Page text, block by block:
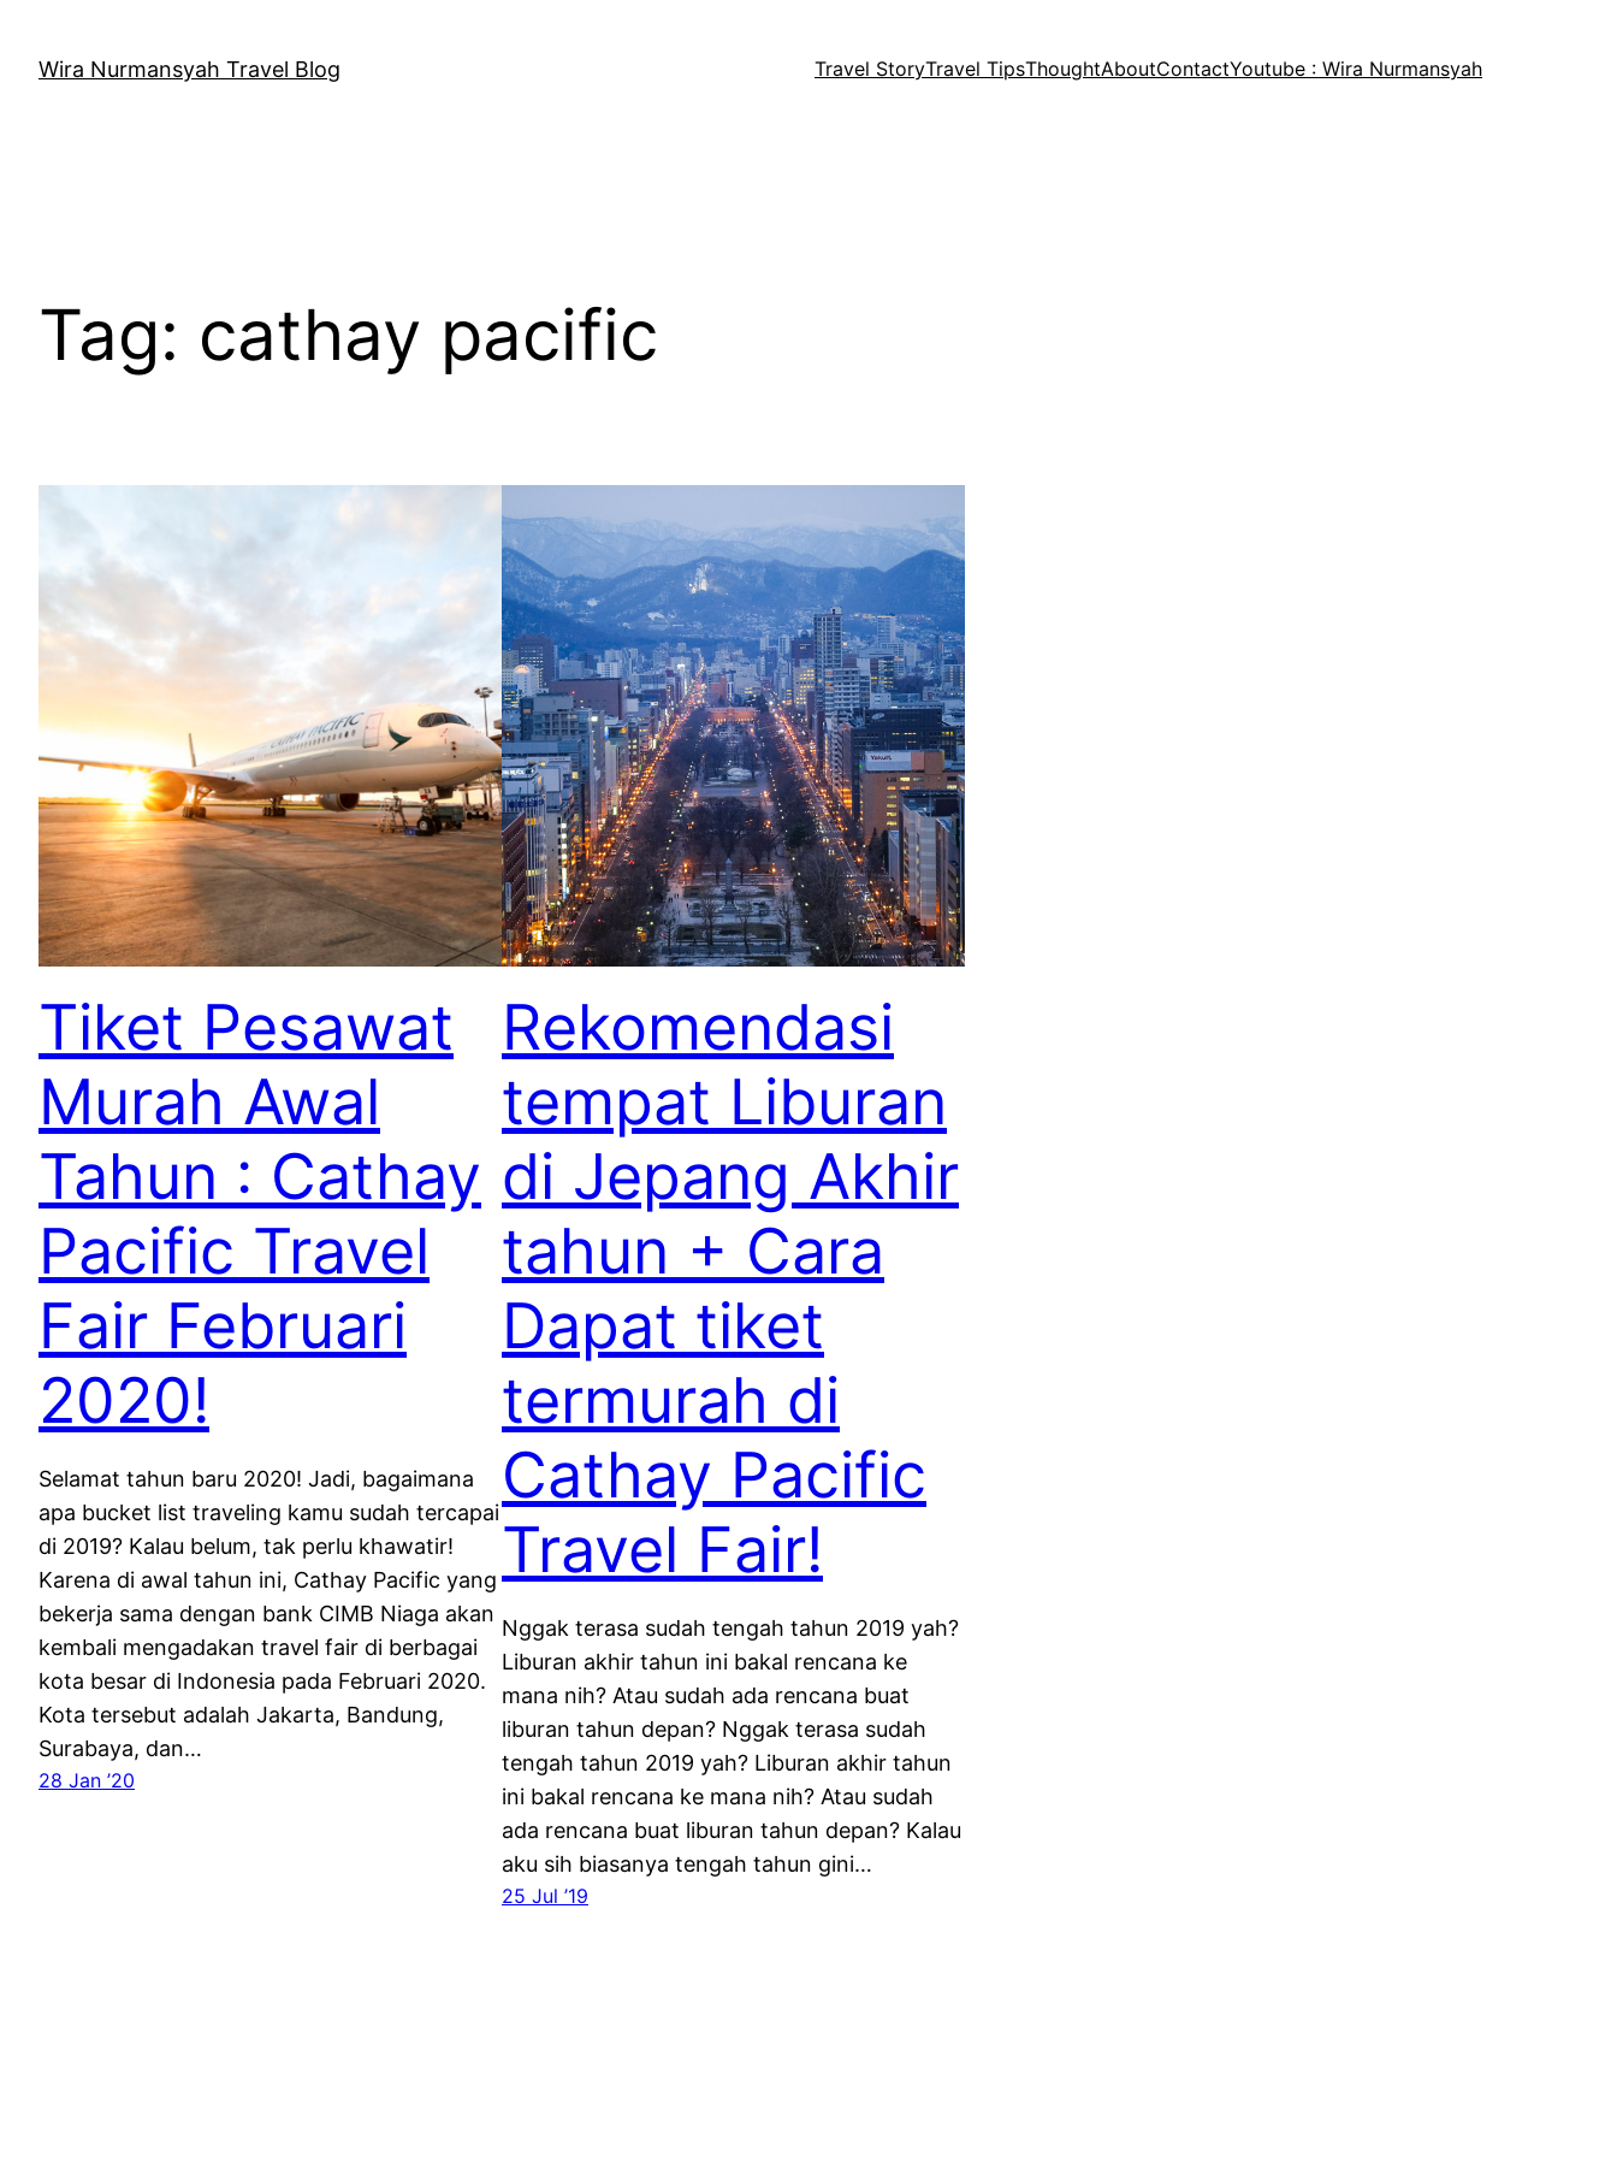
content
Wira Nurmansyah Travel Blog Travel StoryTravel TipsThoughtAboutContactYoutube : Wira Nurmansyah
Tag: cathay pacific
Tiket Pesawat
Murah Awal
Tahun : Cathay
Pacific Travel
Fair Februari
2020!
Selamat tahun baru 2020! Jadi, bagaimana
apa bucket list traveling kamu sudah tercapai
di 2019? Kalau belum, tak perlu khawatir!
Karena di awal tahun ini, Cathay Pacific yang
bekerja sama dengan bank CIMB Niaga akan
kembali mengadakan travel fair di berbagai
kota besar di Indonesia pada Februari 2020.
Kota tersebut adalah Jakarta, Bandung,
Surabaya, dan…
28 Jan ’20
Rekomendasi
tempat Liburan
di Jepang Akhir
tahun + Cara
Dapat tiket
termurah di
Cathay Pacific
Travel Fair!
Nggak terasa sudah tengah tahun 2019 yah?
Liburan akhir tahun ini bakal rencana ke
mana nih? Atau sudah ada rencana buat
liburan tahun depan? Nggak terasa sudah
tengah tahun 2019 yah? Liburan akhir tahun
ini bakal rencana ke mana nih? Atau sudah
ada rencana buat liburan tahun depan? Kalau
aku sih biasanya tengah tahun gini…
25 Jul ’19